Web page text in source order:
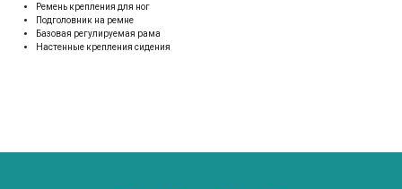
Ремень крепления для ног
Подголовник на ремне
Базовая регулируемая рама
Настенные крепления сидения